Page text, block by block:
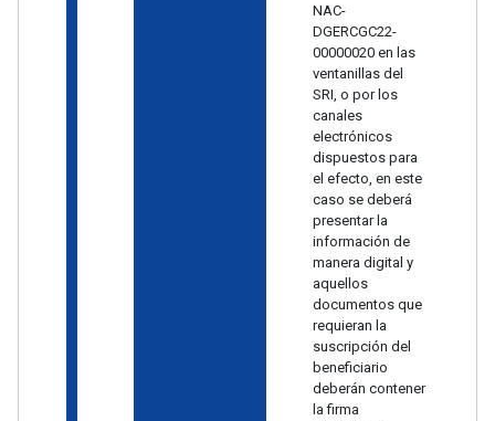
NAC-
DGERCGC22-
00000020 en las
ventanillas del
SRI, o por los
canales
electrónicos
dispuestos para
el efecto, en este
caso se deberá
presentar la
información de
manera digital y
aquellos
documentos que
requieran la
suscripción del
beneficiario
deberán contener
la firma